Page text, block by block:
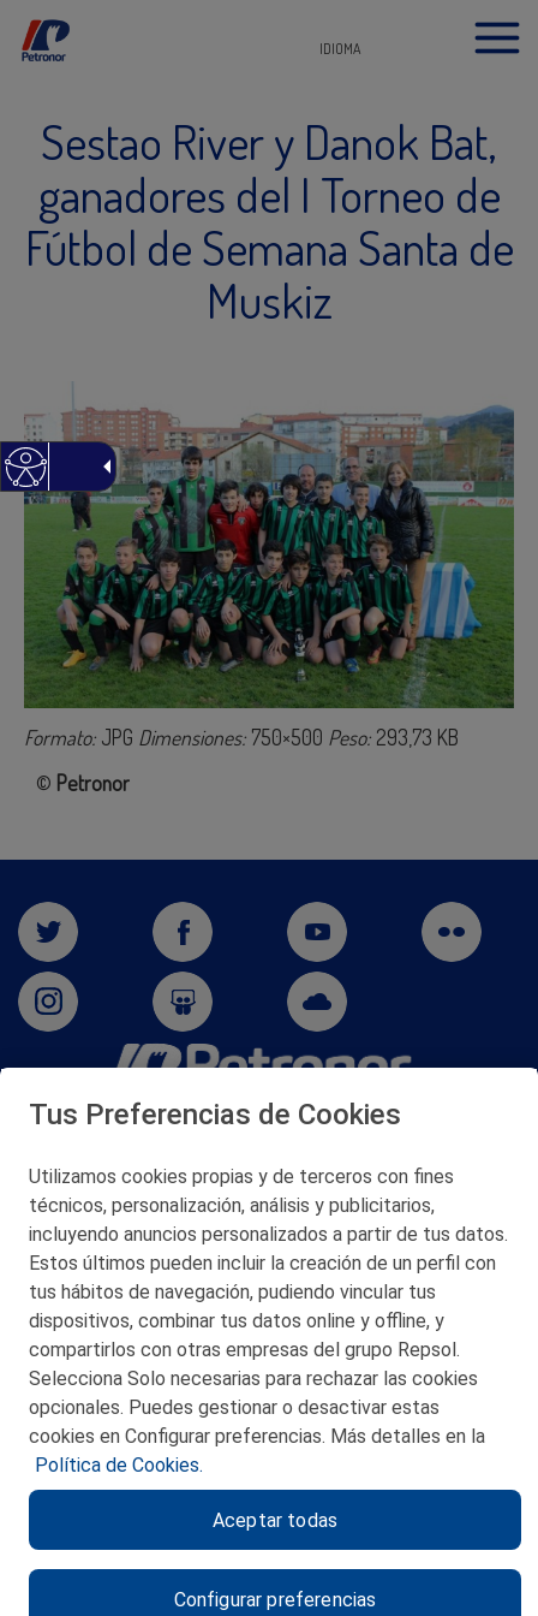
IDIOMA
Sestao River y Danok Bat,
ganadores del I Torneo de
Fútbol de Semana Santa de
Muskiz
Formato: JPG Dimensiones: 750×500 Peso: 293,73 KB
© Petronor
San Martín 5-Edificio Muñatones,
© 2026 Petronor S.A.
CONTACTO
MAPA WEB
POLITICA DE PRIVACIDAD
POLITICA DE COOKIES
CANAL DE ÉTICA
Tus Preferencias de Cookies
Utilizamos cookies propias y de terceros con fines
técnicos, personalización, análisis y publicitarios,
incluyendo anuncios personalizados a partir de tus datos.
Estos últimos pueden incluir la creación de un perfil con
tus hábitos de navegación, pudiendo vincular tus
dispositivos, combinar tus datos online y offline, y
compartirlos con otras empresas del grupo Repsol.
Selecciona Solo necesarias para rechazar las cookies
opcionales. Puedes gestionar o desactivar estas
cookies en Configurar preferencias. Más detalles en la
Política de Cookies.
Configurar preferencias
Aceptar todas